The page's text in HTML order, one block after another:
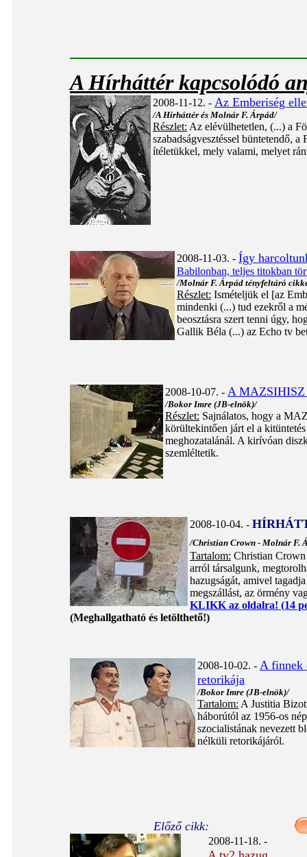
A Hírháttér kapcsolódó
2008-11-12. - Az Emberiség
/A Hírháttér és Molnár F. Árpád/
Részlet: Az elévülhetetlen, (...) a
szabadságvesztéssel büntetendő,
ítéletükkel, mely valami, melyet
2008-11-03. - Így
Babilonban, teljes titokban
/Molnár F. Árpád tényfeltáró
Részlet: Ismételjük el [az
mindenki (...) tud ezekről a
beosztásra szert tenni úgy,
Gallik Béla (...) az Echo tv
2008-10-07. - A MAZSIHISZ
/Bokor Imre (JB-elnök)/
Részlet: Sajnálatos, hogy a
körültekintően járt el a
meghozatalánál. A kirívóan
szemléltetik.
2008-10-04. -
/Christian Crown - Molnár F.
Tartalom: Christian Crown
arról társalgunk,
hazugságát, amivel
megszállást, az örmény
KLIKK az oldalra! (14
(Meghallgatható és letölthető!)
2008-10-02. - A finnek
retorikája
/Bokor Imre (JB-elnök)/
Tartalom: A Justitia
háborútól az 1956-os
szocialistának nevezett
nélküli retorikájáról.
Előző cikk:
2008-11-18. -